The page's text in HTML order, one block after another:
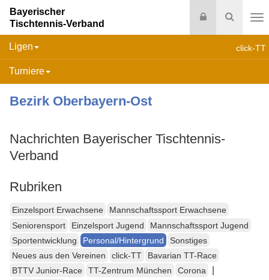
Suche
Login
Bayerischer
Tischtennis-Verband
click-TT
Ligen
Turniere
Bezirk Oberbayern-Ost
Nachrichten Bayerischer Tischtennis-
Verband
Rubriken
Einzelsport Erwachsene
Mannschaftssport Erwachsene
Seniorensport
Einzelsport Jugend
Mannschaftssport Jugend
Sportentwicklung
Personal/Hintergrund
Sonstiges
Neues aus den Vereinen
click-TT
Bavarian TT-Race
BTTV Junior-Race
TT-Zentrum München Corona